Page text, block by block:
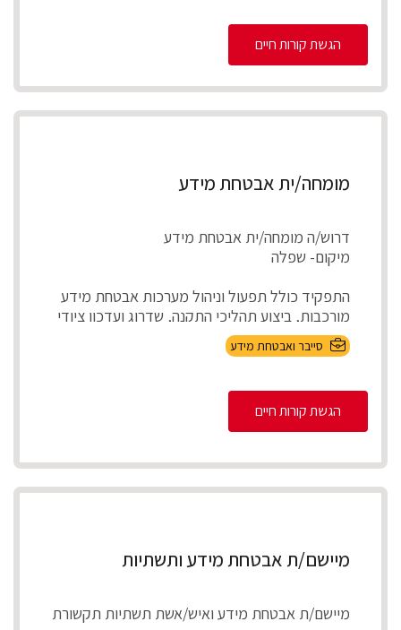
Incident Respons...
הגשת קורות חיים
מומחה/ית אבטחת מידע
דרוש/ה מומחה/ית אבטחת מידע
מיקום- שפלה
התפקיד כולל תפעול וניהול מערכות אבטחת מידע
מורכבות, ביצוע תהליכי התקנה, שדרוג ועדכון ציודי
אבטחת ...סייבר ואבטחת מידע
הגשת קורות חיים
מיישם/ת אבטחת מידע ותשתיות
מיישם/ת אבטחת מידע ואיש/אשת תשתיות תקשורת